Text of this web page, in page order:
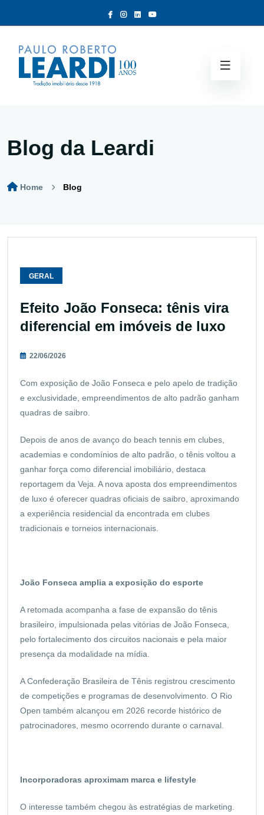
Blog da Leardi
Home Blog
GERAL
Efeito João Fonseca: tênis vira
diferencial em imóveis de luxo
22/06/2026
Com exposição de João Fonseca e pelo apelo de tradição
e exclusividade, empreendimentos de alto padrão ganham
quadras de saibro.
Depois de anos de avanço do beach tennis em clubes,
academias e condomínios de alto padrão, o tênis voltou a
ganhar força como diferencial imobiliário, destaca
reportagem da Veja. A nova aposta dos empreendimentos
de luxo é oferecer quadras oficiais de saibro, aproximando
a experiência residencial da encontrada em clubes
tradicionais e torneios internacionais.
João Fonseca amplia a exposição do esporte
A retomada acompanha a fase de expansão do tênis
brasileiro, impulsionada pelas vitórias de João Fonseca,
pelo fortalecimento dos circuitos nacionais e pela maior
presença da modalidade na mídia.
A Confederação Brasileira de Tênis registrou crescimento
de competições e programas de desenvolvimento. O Rio
Open também alcançou em 2026 recorde histórico de
patrocinadores, mesmo ocorrendo durante o carnaval.
Incorporadoras aproximam marca e lifestyle
O interesse também chegou às estratégias de marketing.